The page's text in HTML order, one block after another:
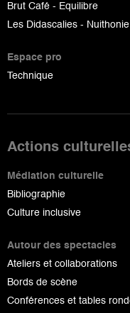
Brut Café - Equilibre
Les Didascalies - Nuithonie
Espace pro
Technique
Actions
Médiation culturelle
Bibliographie
Culture inclusive
Autour des spectacles
Ateliers et collaborations
Bords de scène
Conférences et tables